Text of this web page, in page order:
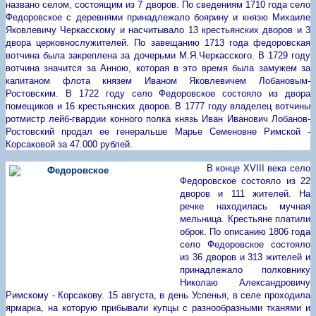
названо селом, состоящим из 7 дворов. По сведениям 1710 года село
Федоровское с деревнями принадлежало боярину и князю Михаиле
Яковлевичу Черкасскому и насчитывало 13 крестьянских дворов и 3
двора церковнослужителей. По завещанию 1713 года федоровская
вотчина была закреплена за дочерьми М.Я.Черкасского. В 1729 году
вотчина значится за Анною, которая в это время была замужем за
капитаном флота князем Иваном Яковлевичем Лобановым-
Ростовским. В 1722 году село Федоровское состояло из двора
помещиков и 16 крестьянских дворов. В 1777 году владелец вотчины
ротмистр лейб-гвардии конного полка князь Иван Иванович Лобанов-
Ростовский продал ее генеральше Марье Семеновне Римской -
Корсаковой за 47.000 рублей.
В конце XVIII
века село
Федоровское состояло из 22
дворов и 111 жителей. На
речке находилась мучная
мельница. Крестьяне платили
оброк. По описанию 1806 года
село Федоровское состояло
из 36 дворов и 313 жителей и
принадлежало полковнику
Николаю Александровичу
Римскому - Корсакову. 15 августа, в день Успенья, в селе проходила
ярмарка, на которую прибывали купцы с разнообразными тканями и